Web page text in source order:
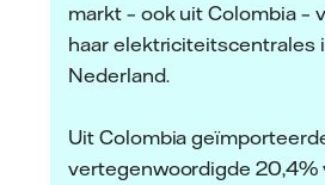
markt – ook uit Colombia –
haar elektriciteitscentrales
Nederland.
Uit Colombia
vertegenwoordigde 20,4%